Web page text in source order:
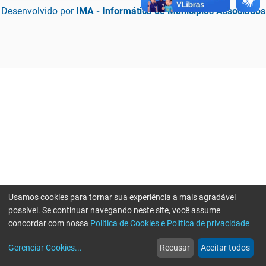
Desenvolvido por IMA - Informática de Municípios Associados
web
Notícias
more_horiz
Mais
Usamos cookies para tornar sua experiência a mais agradável
possível. Se continuar navegando neste site, você assume
concordar com nossa Política de Cookies e Política de privacidade
Gerenciar Cookies... Recusar Aceitar todos
Erro ao enviar informações, por favor tente novamente